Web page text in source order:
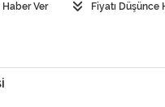
Ver Fiyatı Düşünce